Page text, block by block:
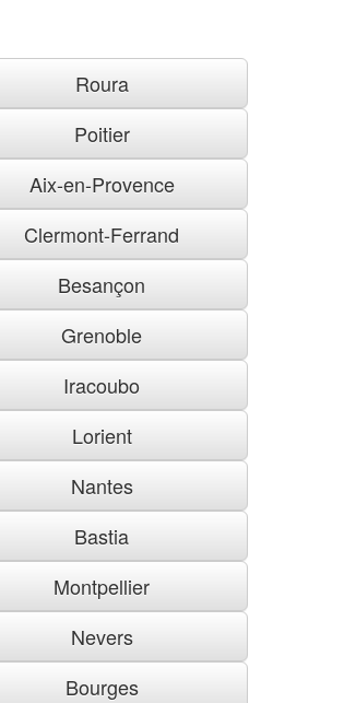
Roura
Poitier
Aix-en-Provence
Clermont-Ferrand
Besançon
Grenoble
Iracoubo
Lorient
Nantes
Bastia
Montpellier
Nevers
Bourges